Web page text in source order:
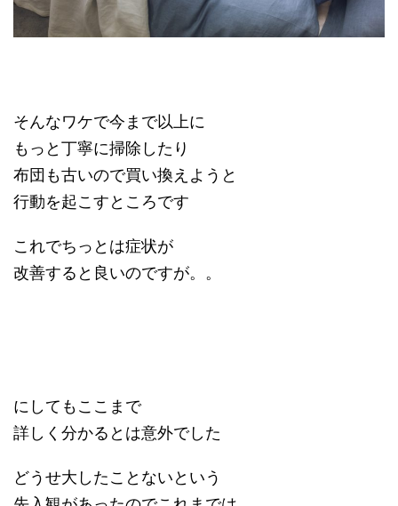
そんなワケで今まで以上に
もっと丁寧に掃除したり
布団も古いので買い換えようと
行動を起こすところです
これでちっとは症状が
改善すると良いのですが。。
にしてもここまで
詳しく分かるとは意外でした
どうせ大したことないという